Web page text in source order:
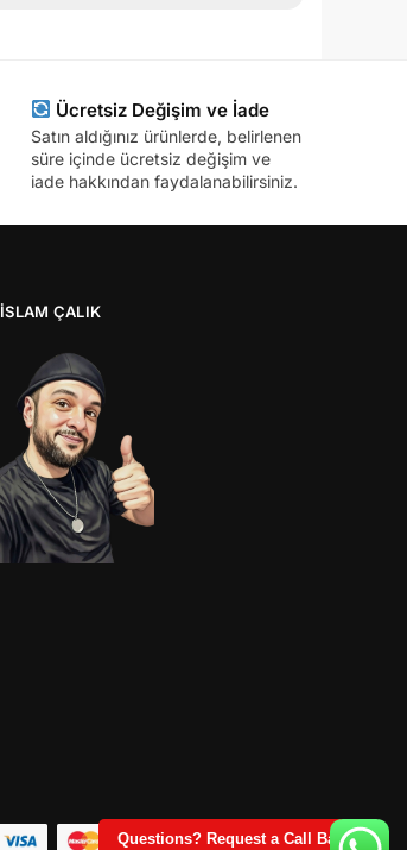
Questions? Request a Call Back
Ücretsiz Değişim ve İade
Satın aldığınız ürünlerde, belirlenen
süre içinde ücretsiz değişim ve
iade hakkından faydalanabilirsiniz.
İSLAM ÇALIK